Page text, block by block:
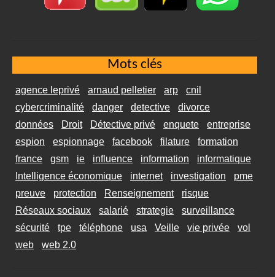
Mots clés
agence leprivé arnaud pelletier arp
cnil
cybercriminalité
danger detective
divorce
données
Droit Détective privé enquete
entreprise
espion
espionnage facebook filature
formation
france
gsm ie influence information
informatique
Intelligence économique
internet investigation
pme
preuve
protection Renseignement
risque
Réseaux sociaux
salarié strategie
surveillance
sécurité
tpe téléphone usa Veille vie privée
vol
web
web 2.0